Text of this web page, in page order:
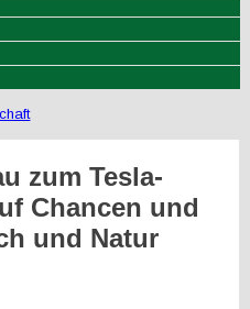
zum Tesla-
Chancen und
und Natur